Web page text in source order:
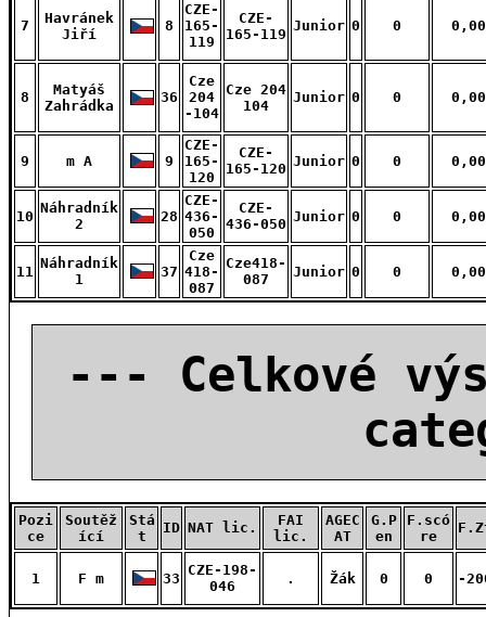
7
Havránek
Jiří
8
CZE-
165-
119
CZE-
165-119
Junior 0 0 0,00
8
Matyáš
Zahrádka
36
Cze
204
-104
Cze 204
104
Junior 0 0 0,00
9 m A 9
CZE-
165-
120
CZE-
165-120 Junior 0 0 0,00
10
Náhradník
2
28
CZE-
436-
050
CZE-
436-050 Junior 0 0 0,00
11
Náhradník
1
37
Cze
418-
087
Cze418-
087
Junior 0 0 0,00
--- Celkové
Pozi
ce
Soutěž
ící
Stá
t
ID NAT lic.
FAI
lic.
AGEC
AT
G.P
en
F.scó
re
1 F m 33
CZE-198-
046
. Žák 0 0 -